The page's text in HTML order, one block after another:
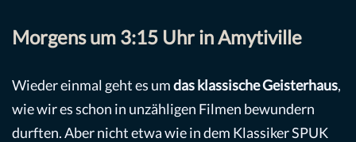
Morgens um 3:15 Uhr in Amytiville
Wieder einmal geht es umdas klassische Geisterhaus,
wie wir es schon in unzähligen Filmen bewundern
durften. Aber nicht etwa wie in dem Klassiker SPUK